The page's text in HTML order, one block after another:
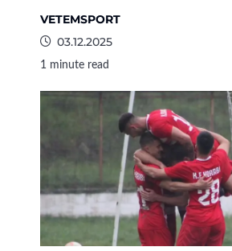
VETEMSPORT
03.12.2025
1 minute read